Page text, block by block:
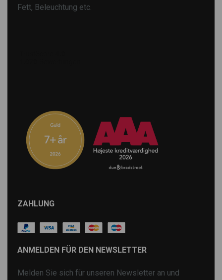
Fett, Beleuchtung etc.
ZAHLUNG
ANMELDEN FÜR DEN NEWSLETTER
Melden Sie sich für unseren Newsletter an und